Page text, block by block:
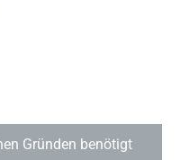
Gründen benötigt